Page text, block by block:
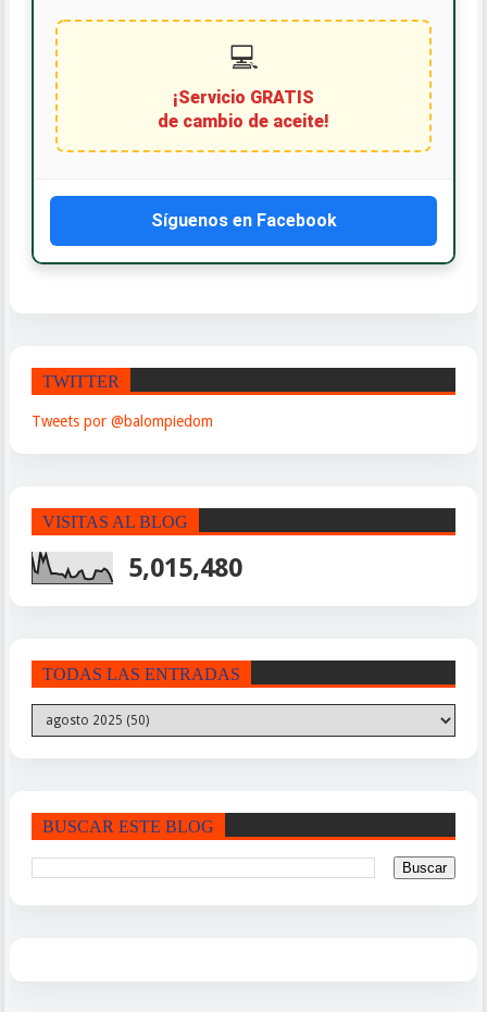
💻
de cambio de aceite!
Síguenos en Facebook
TWITTER
Tweets por @balompiedom
VISITAS AL BLOG
5,015,480
TODAS LAS ENTRADAS
BUSCAR ESTE BLOG